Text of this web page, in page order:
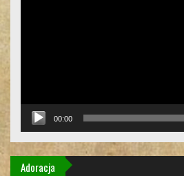
00:00
Adoracja